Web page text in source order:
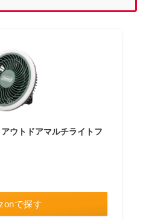
ウトドアマルチライトフ
で探す